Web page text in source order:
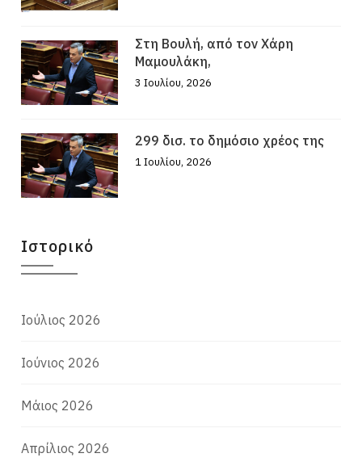
Στη Βουλή, από τον Χάρη
Μαμουλάκη,
3 Ιουλίου, 2026
299 δισ. το δημόσιο χρέος της
1 Ιουλίου, 2026
Ιστορικό
Ιούλιος 2026
Ιούνιος 2026
Μάιος 2026
Απρίλιος 2026